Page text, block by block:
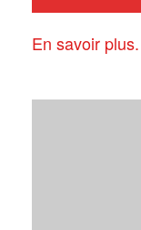
En savoir plus.